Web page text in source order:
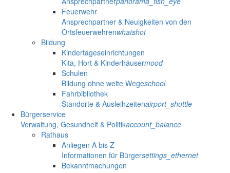
Feuerwehr
Ansprechpartner & Neuigkeiten von den
Ortsfeuerwehrenwhatshot
Bildung
Kindertageseinrichtungen
Kita, Hort & Kinderhäusermood
Schulen
Bildung ohne weite Wegeschool
Fahrbibliothek
Standorte & Ausleihzeitenairport_shuttle
Bürgerservice
Verwaltung, Gesundheit & Politikaccount_balance
Rathaus
Anliegen A bis Z
Informationen für Bürgersettings_ethernet
Bekanntmachungen